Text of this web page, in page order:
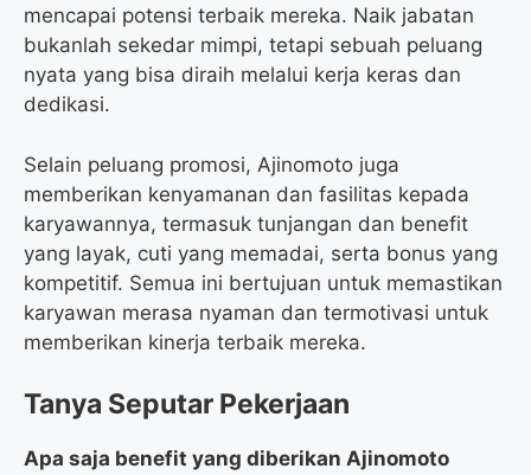
mencapai potensi terbaik mereka. Naik jabatan
bukanlah sekedar mimpi, tetapi sebuah peluang
nyata yang bisa diraih melalui kerja keras dan
dedikasi.
Selain peluang promosi, Ajinomoto juga
memberikan kenyamanan dan fasilitas kepada
karyawannya, termasuk tunjangan dan benefit
yang layak, cuti yang memadai, serta bonus yang
kompetitif. Semua ini bertujuan untuk memastikan
karyawan merasa nyaman dan termotivasi untuk
memberikan kinerja terbaik mereka.
Tanya Seputar Pekerjaan
Apa saja benefit yang diberikan Ajinomoto